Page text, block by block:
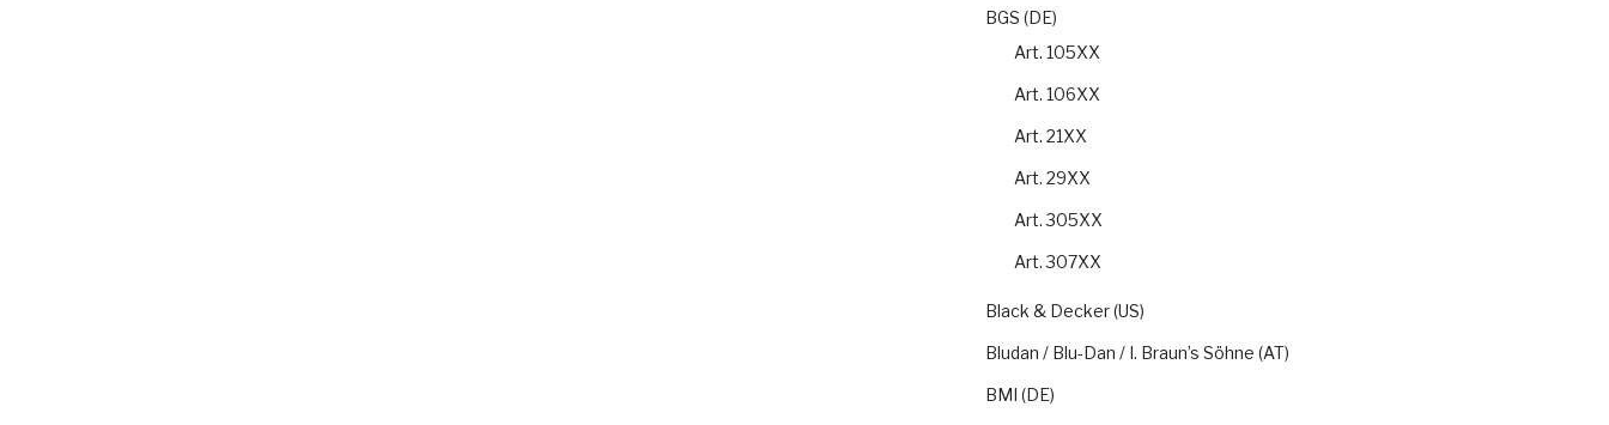
BGS (DE)
Art. 105XX
Art. 106XX
Art. 21XX
Art. 29XX
Art. 305XX
Art. 307XX
Black & Decker (US)
Bludan / Blu-Dan / I. Braun’s Söhne (AT)
BMI (DE)